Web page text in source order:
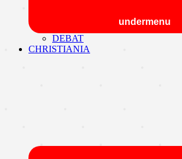
undermenu
DEBAT
CHRISTIANIA